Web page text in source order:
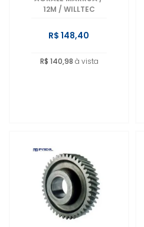
12M / WILLTEC
R$ 148,40
R$ 140,98 à vista